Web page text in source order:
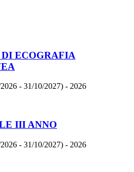
DI ECOGRAFIA
- 31/10/2027) - 2026
III ANNO
- 31/10/2027) - 2026